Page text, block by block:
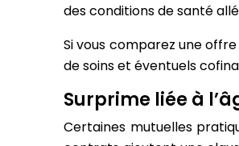
des conditions de santé
Si vous comparez une
de soins et éventuels
Surprime liée à
Certaines mutuelles